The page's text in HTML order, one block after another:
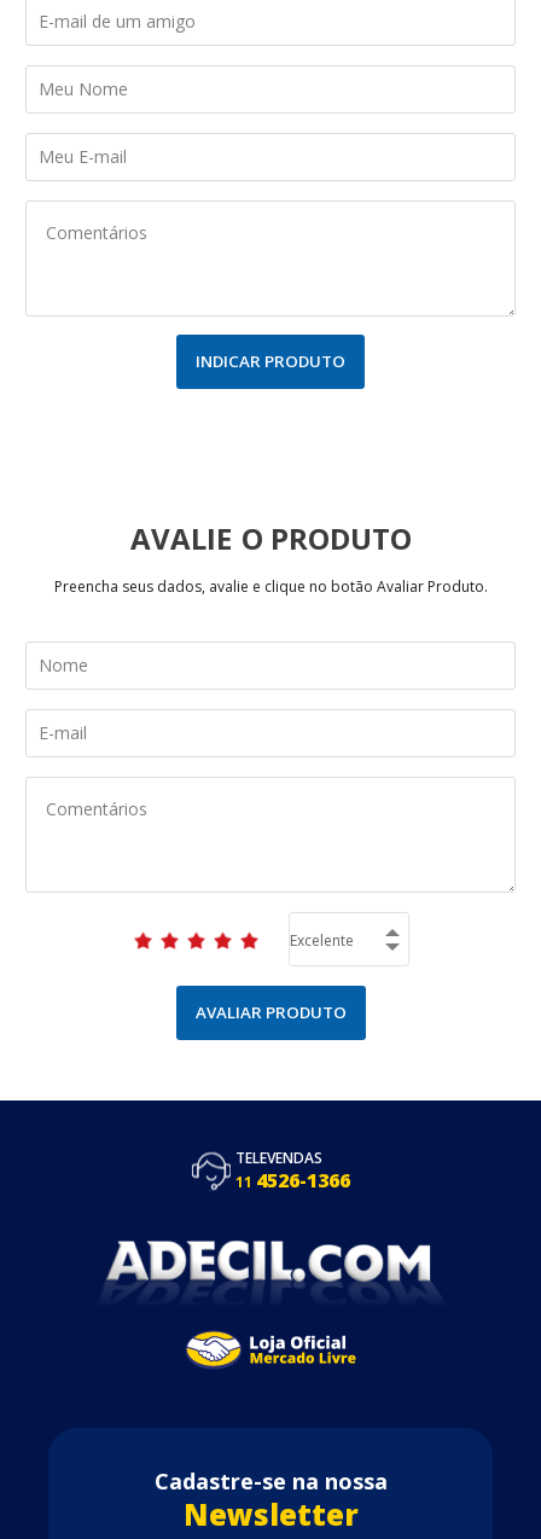
INDICAR PRODUTO
AVALIE
Preencha seus dados, avalie e clique no botão Avaliar Produto.
AVALIAR PRODUTO
TELEVENDAS
11 4526-1366
Cadastre-se na nossa
Newsletter